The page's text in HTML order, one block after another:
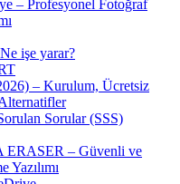
– Profesyonel Fotoğraf
işe yarar?
– Kurulum, Ücretsiz
Sorular (SSS)
– Güvenli ve
Yazılımı